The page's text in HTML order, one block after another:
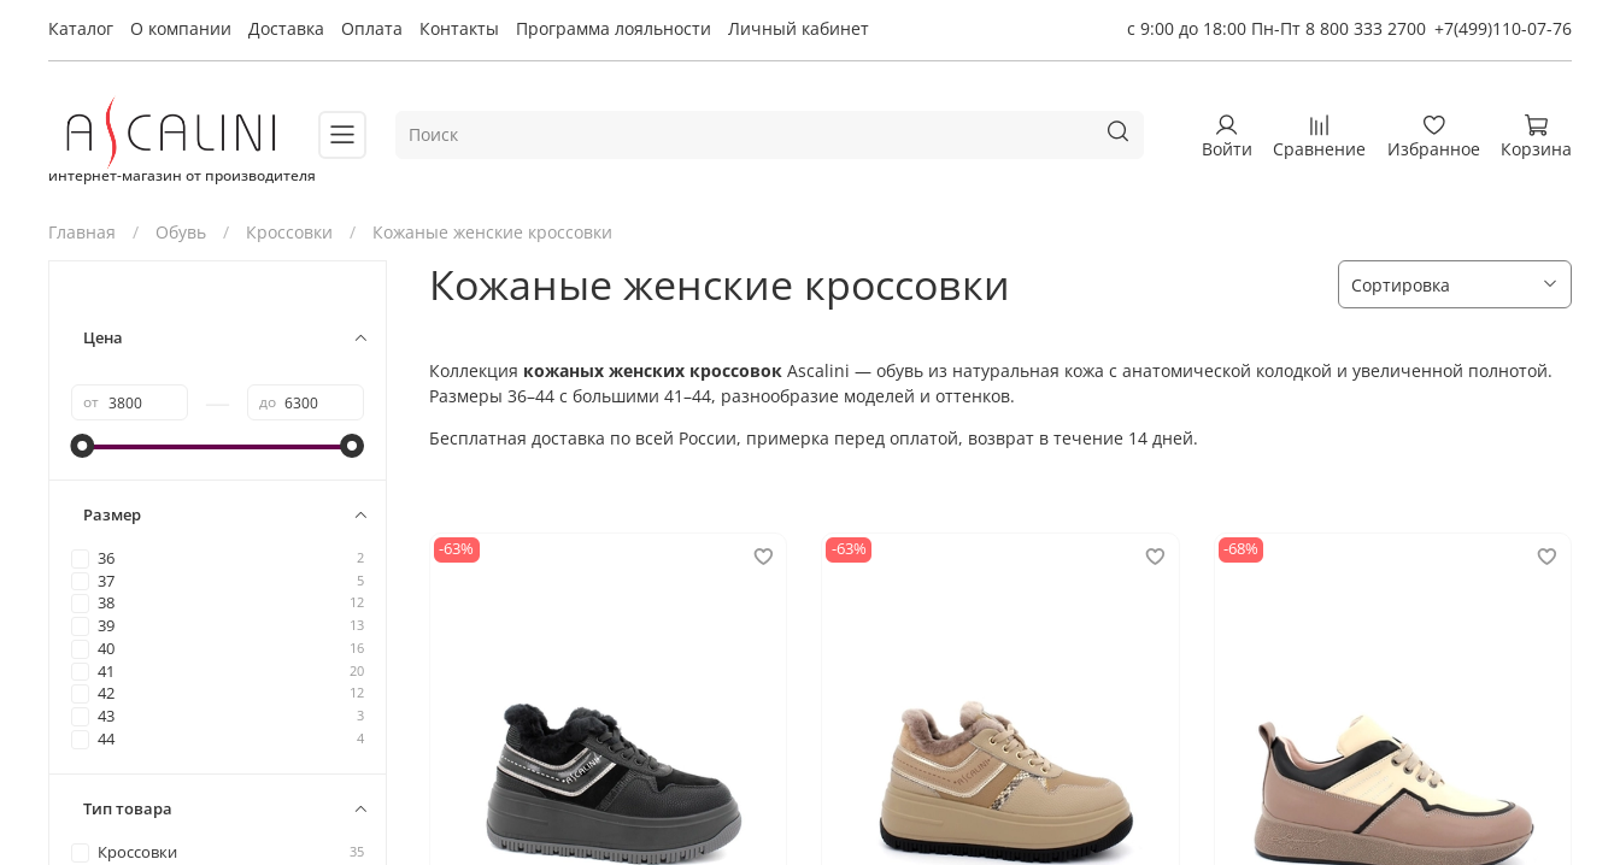
Каталог О компании Доставка Оплата Контакты Программа лояльности Личный кабинет с 9:00 до 18:00 Пн-Пт 8 800 333 2700 +7(499)110-07-76
интернет-магазин от производителя
Войти Сравнение Избранное Корзина
Главная Обувь Кроссовки Кожаные женские кроссовки
Кожаные женские кроссовки
Коллекция кожаных женских кроссовокAscalini — обувь из натуральная кожа с анатомической колодкой и увеличенной полнотой.
Размеры 36–44 с большими 41–44, разнообразие моделей и оттенков.
Бесплатная доставка по всей России, примерка перед оплатой, возврат в течение 14 дней.
-63% -63% -68%
Цена
от до
Размер
36 2
37 5
38 12
39 13
40 16
41 20
42 12
43 3
44 4
Тип товара
Кроссовки 35